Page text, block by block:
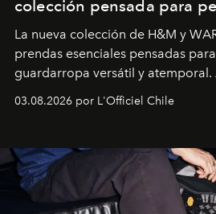
colección pensada para
La nueva colección de H&M y
prendas esenciales pensadas
guardarropa versátil y
lanzamiento, los fundadores de
la asesora creativa y jefa de
y la filosofía detrás de la
03.08.2026 por L'Officiel Chile